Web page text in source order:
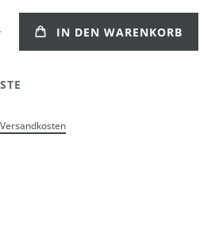
IN DEN WARENKORB
Versandkosten